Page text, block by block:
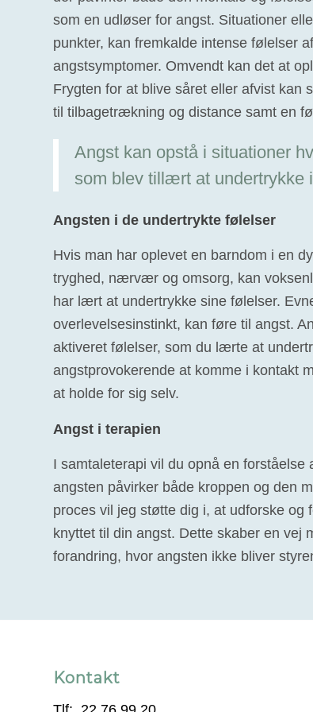
som en udløser for angst. Situationer
punkter, kan fremkalde intense følelser
angstsymptomer. Omvendt kan det at
Frygten for at blive såret eller afvist kan
til tilbagetrækning og distance samt en
Angst kan opstå i situationer
som blev tillært at undertrykke
Angsten i de undertrykte følelser
Hvis man har oplevet en barndom i en
tryghed, nærvær og omsorg, kan
har lært at undertrykke sine følelser.
overlevelsesinstinkt, kan føre til angst.
aktiveret følelser, som du lærte at
angstprovokerende at komme i kontakt
at holde for sig selv.
Angst i terapien
I samtaleterapi vil du opnå en
angsten påvirker både kroppen og den
proces vil jeg støtte dig i, at udforske og
knyttet til din angst. Dette skaber en vej
forandring, hvor angsten ikke bliver
Kontakt